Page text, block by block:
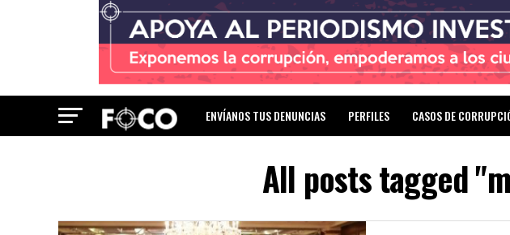
ENVÍANOS TUS DENUNCIAS PERFILES CASOS DE
All posts tagged